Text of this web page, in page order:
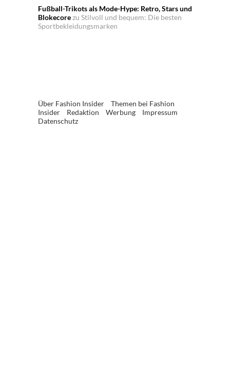
Fußball-Trikots als Mode-Hype: Retro, Stars und
Blokecorezu Stilvoll und bequem: Die besten
Sportbekleidungsmarken
Über Fashion Insider
Themen bei Fashion
Insider
Redaktion Werbung
Impressum
Datenschutz